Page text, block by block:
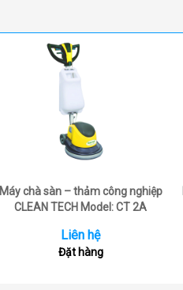
Máy chà sàn – thảm công nghiệp
CLEAN TECH Model: CT 2A
Liên hệ
Đặt hàng